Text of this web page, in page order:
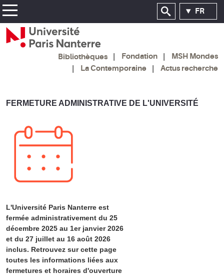
FR
Bibliothèques Fondation
MSH Mondes
La Contemporaine
Actus recherche
FERMETURE ADMINISTRATIVE DE L'UNIVERSITÉ
L'Université Paris Nanterre est
fermée administrativement du 25
décembre 2025 au 1er janvier 2026
et du 27 juillet au 16 août 2026
inclus. Retrouvez sur cette page
toutes les informations liées aux
fermetures et horaires d'ouverture